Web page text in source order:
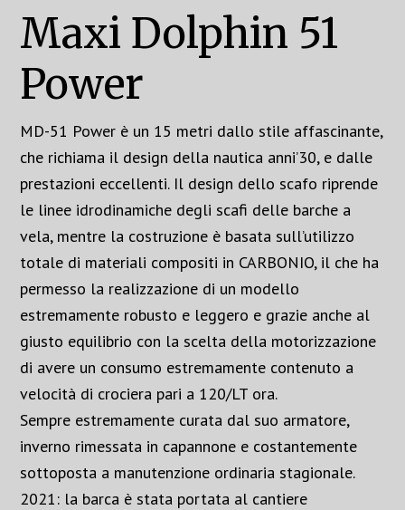
Maxi Dolphin 51
Power
MD-51 Power è un 15 metri dallo stile affascinante,
che richiama il design della nautica anni’30, e dalle
prestazioni eccellenti. Il design dello scafo riprende
le linee idrodinamiche degli scafi delle barche a
vela, mentre la costruzione è basata sull’utilizzo
totale di materiali compositi in CARBONIO, il che ha
permesso la realizzazione di un modello
estremamente robusto e leggero e grazie anche al
giusto equilibrio con la scelta della motorizzazione
di avere un consumo estremamente contenuto a
velocità di crociera pari a 120/LT ora.
Sempre estremamente curata dal suo armatore,
inverno rimessata in capannone e costantemente
sottoposta a manutenzione ordinaria stagionale.
2021: la barca è stata portata al cantiere